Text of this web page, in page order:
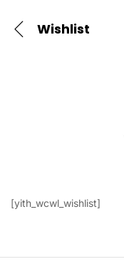
Wishlist
[yith_wcwl_wishlist]